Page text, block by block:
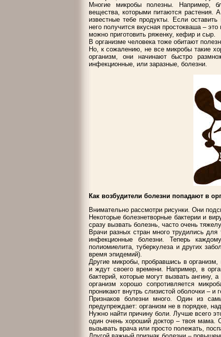
Многие микробы полезны. Например,
вещества, которыми питаются растения.
известные тебе продукты. Если
него получится вкусная простокваша –
можно приготовить ряженку, кефир и сыр.
В организме человека тоже обитают
Но, к сожалению, не все микробы такие
организм, они начинают быстро
инфекционные, или заразные, болезни.
Как возбудители болезни попадают в
Внимательно рассмотри рисунки. Они
Некоторые болезнетворные бактерии и
сразу вызвать болезнь, часто очень
Врачи разных стран много трудились
инфекционные болезни. Теперь
полиомиелита, туберкулеза и других
время эпидемий).
Другие микробы, пробравшись в
и ждут своего времени. Например, в
бактерий, которые могут вызвать ангину,
организм хорошо сопротивляется
проникают внутрь слизистой оболочки – и
Признаков болезни много. Один из
предупреждает: организм не в порядке,
Нужно найти причину боли. Лучше всего
один очень хороший доктор – твоя мама.
вызывать врача или просто полежать,